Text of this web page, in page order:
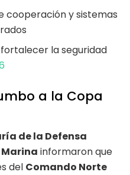
cooperación y sistemas
la seguridad
a la Copa
de la Defensa
informaron que
del Comando Norte